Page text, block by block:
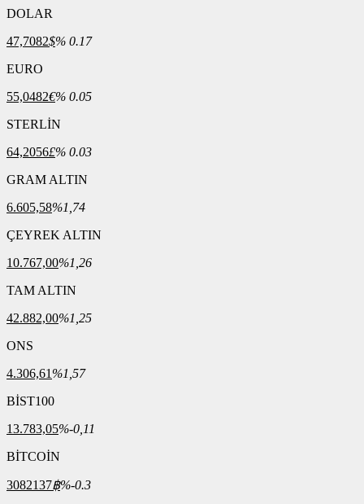
DOLAR
47,7082$% 0.17
EURO
55,0482€% 0.05
STERLİN
64,2056£% 0.03
GRAM ALTIN
6.605,58%1,74
ÇEYREK ALTIN
10.767,00%1,26
TAM ALTIN
42.882,00%1,25
ONS
4.306,61 %1,57
BİST100
13.783,05%-0,11
BİTCOİN
3082137฿%-0.3